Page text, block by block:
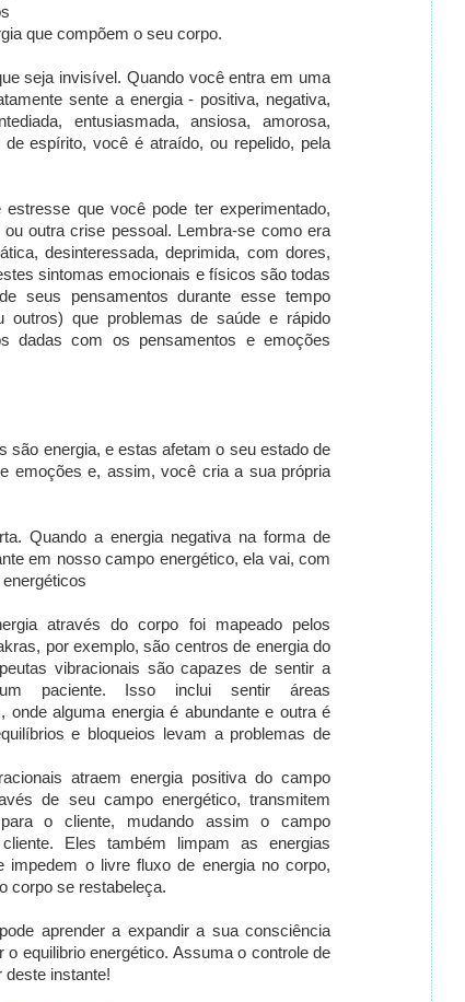
que compõem o seu corpo.
seja invisível. Quando você entra em uma
sente a energia - positiva, negativa,
entusiasmada, ansiosa, amorosa,
de espírito, vocêé atraído, ou repelido, pela
que você pode ter experimentado,
outra crise pessoal. Lembra-se como era
desinteressada, deprimida, com dores,
sintomas emocionais e físicos são todas
seus pensamentos durante esse tempo
que problemas de saúde e rápido
dadas com os pensamentos e emoções
são energia, e estas afetam o seu estado de
emoções e, assim, você cria a sua própria
Quando a energia negativa na forma de
em nosso campo energético, ela vai, com
através do corpo foi mapeado pelos
por exemplo, são centros de energia do
vibracionais são capazes de sentir a
paciente. Isso inclui sentir áreas
onde alguma energia é abundante e outra é
e bloqueios levam a problemas de
atraem energia positiva do campo
de seu campo energético, transmitem
o cliente, mudando assim o campo
Eles também limpam as energias
impedem o livre fluxo de energia no corpo,
corpo se restabeleça.
aprender a expandir a sua consciência
o equilibrio energético.Assuma o controle de
instante!